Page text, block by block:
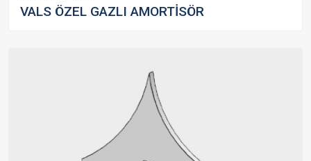
VALS ÖZEL GAZLI AMORTİSÖR